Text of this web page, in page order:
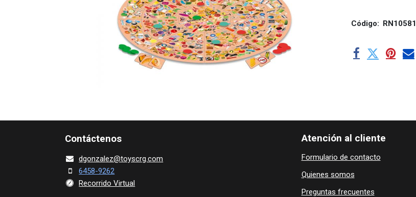
Código: RN10581
Contácte​nos
dgonza​lez@toy​scrg.c​o​m
6458-9262
Recorrido Virtual
Atención al cliente
Formulario de contacto
Quienes ​som​​​os
Preguntas frecuentes